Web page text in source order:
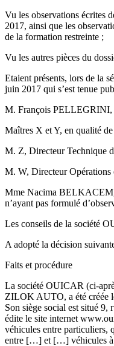
Vu les observations écrites
2017, ainsi que les
de la formation restreinte ;
Vu les autres pièces du
Etaient présents, lors de la
juin 2017 qui s’est tenue
M. François PELLEGRINI,
Maîtres X et Y, en qualité
M. Z, Directeur Technique
M. W, Directeur Opérations
Mme Nacima
n’ayant pas formulé
Les conseils de la société
A adopté la décision
Faits et procédure
La société OUICAR (ci-
ZILOK AUTO, a été créée
Son siège social est situé 9,
édite le site internet
véhicules entre
entre […] et […] véhicules à